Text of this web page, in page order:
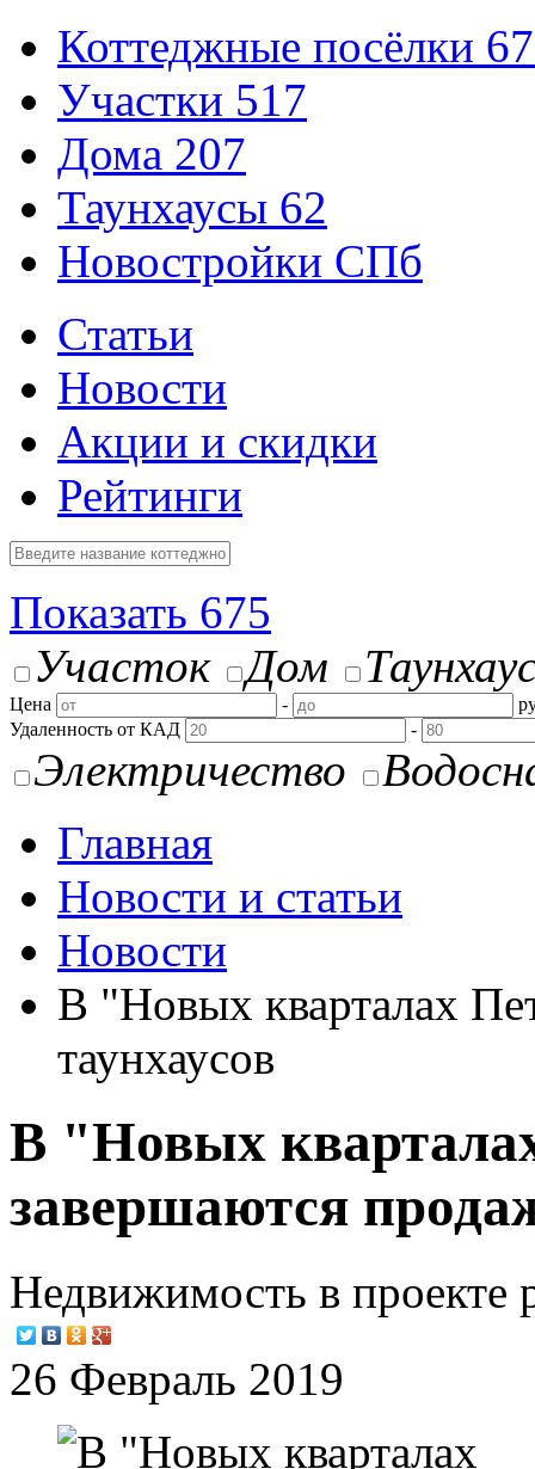
Коттеджные посёлки
Участки 517
Дома 207
Таунхаусы 62
Новостройки СПб
Статьи
Новости
Акции и скидки
Рейтинги
Показать 675
Участок
Дом
Цена -
Удаленность от КАД
-
Электричество
Главная
Новости и статьи
Новости
В "Новых кварталах
таунхаусов
В "Новых
завершаются
Недвижимость в проекте
26 Февраль 2019